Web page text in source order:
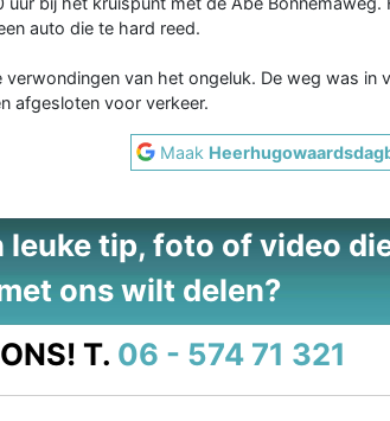
auto die te hard reed.
van het ongeluk. De weg was in
afgesloten voor verkeer.
Maak
leuke tip, foto of video
ons wilt delen?
T. 06 - 574 71 321